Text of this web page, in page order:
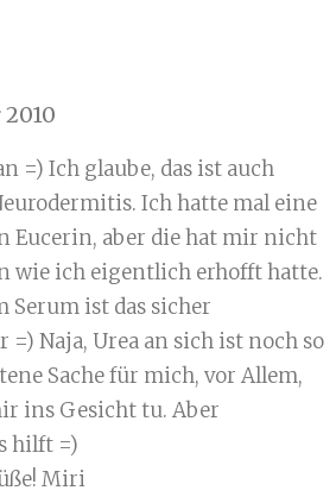
2010
=) Ich glaube, das ist auch
Ich hatte mal eine
Eucerin, aber die hat mir nicht
wie ich eigentlich erhofft hatte.
Serum ist das sicher
Naja, Urea an sich ist noch so
Sache für mich, vor Allem,
ins Gesicht tu. Aber
hilft =)
Miri